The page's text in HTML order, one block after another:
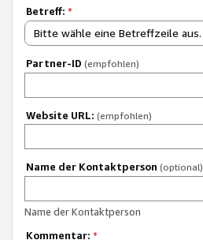
Betreff: *
Bitte wähle eine Betreffzeile aus.
Partner-ID (empfohlen)
Website URL: (empfohlen)
Name der Kontaktperson (optional)
Name der Kontaktperson
Kommentar: *